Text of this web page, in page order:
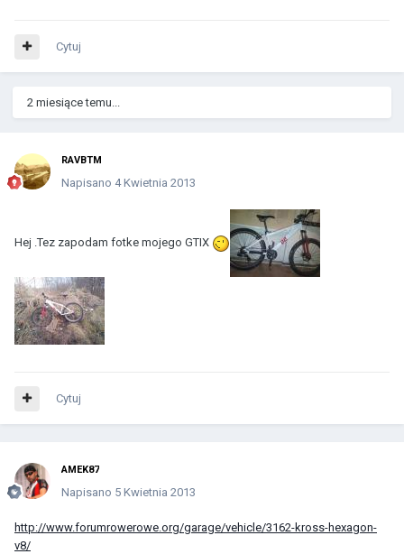
Cytuj
2 miesiące temu...
RAVBTM
Napisano 4 Kwietnia 2013
Hej .Tez zapodam fotke mojego GTIX
Cytuj
AMEK87
Napisano 5 Kwietnia 2013
http://www.forumrowerowe.org/garage/vehicle/3162-kross-hexagon-
v8/